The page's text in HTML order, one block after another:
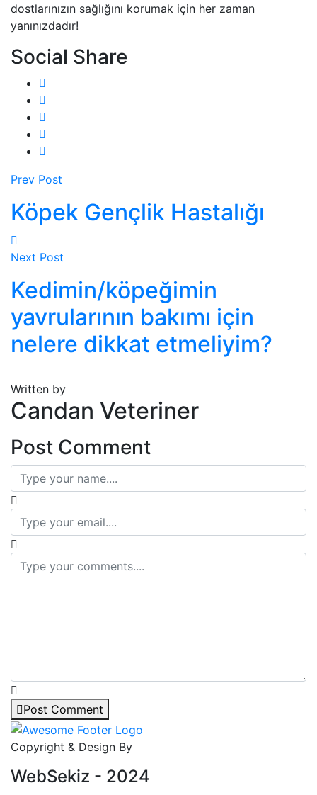
dostlarınızın sağlığını korumak için her zaman
yanınızdadır!
Social Share
Prev Post
Köpek Gençlik Hastalığı
Next Post
Kedimin/köpeğimin
yavrularının bakımı için
nelere dikkat etmeliyim?
Written by
Candan Veteriner
Post Comment
Post Comment
Copyright & Design By
WebSekiz - 2024